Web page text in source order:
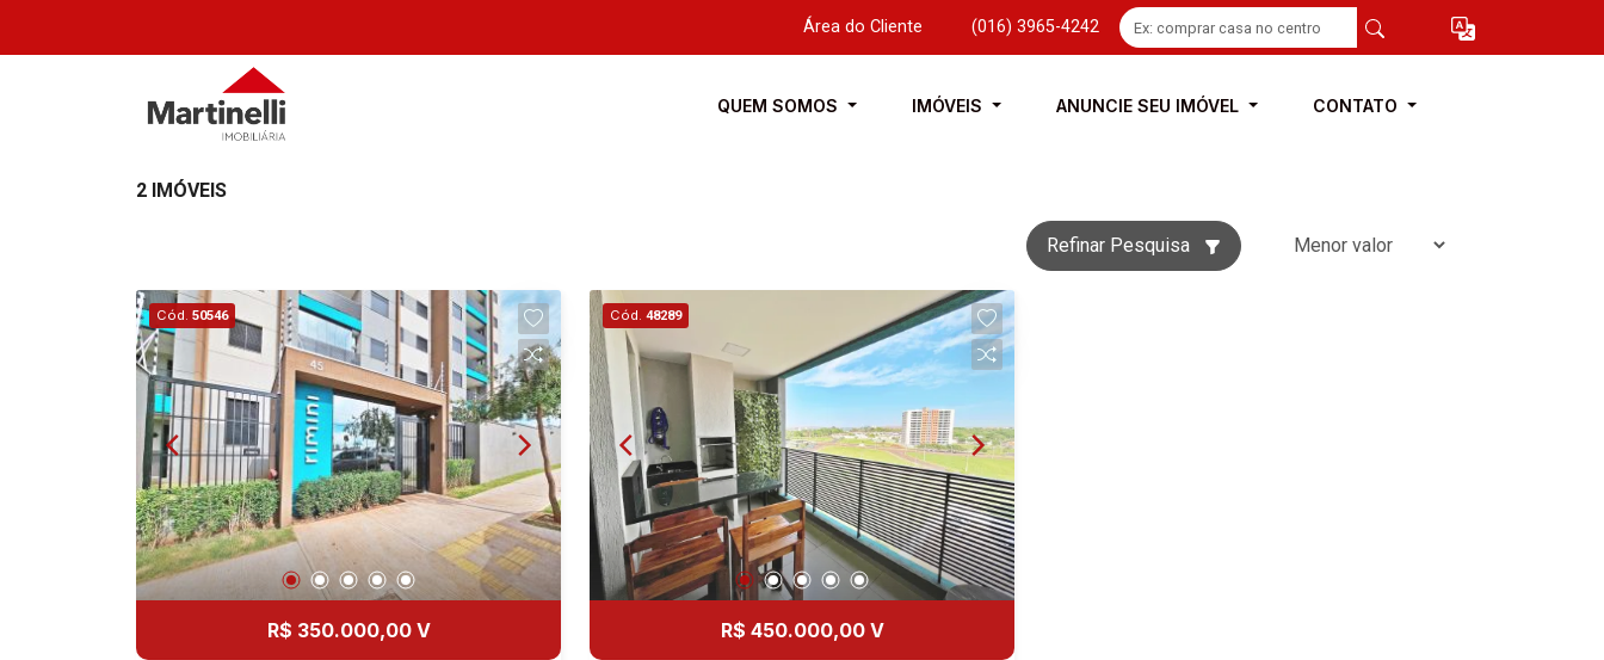
Área do Cliente (016) 3965-4242
QUEM SOMOS IMÓVEIS ANUNCIE SEU IMÓVEL CONTATO
2 IMÓVEIS
Refinar Pesquisa
Cód. 50546
R$ 350.000,00 V
Cód. 48289
R$ 450.000,00 V